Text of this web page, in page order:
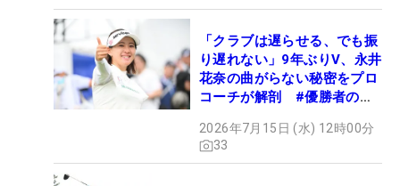
「クラブは遅らせる、でも振
り遅れない」9年ぶりV、永井
花奈の曲がらない秘密をプロ
コーチが解剖 #優勝者のス
2026年7月15日 (水) 12時00分
33